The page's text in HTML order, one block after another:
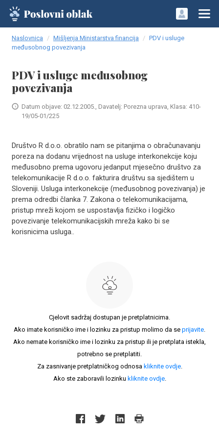
Naslovnica Mišljenja Ministarstva financija
PDV i usluge
međusobnog povezivanja
PDV i usluge međusobnog
povezivanja
Datum objave: 02.12.2005., Davatelj: Porezna uprava, Klasa: 410-
19/05-01/225
Društvo R d.o.o. obratilo nam se pitanjima o obračunavanju
poreza na dodanu vrijednost na usluge interkonekcije koju
međusobno prema ugovoru jedanput mjesečno društvo za
telekomunikacije R d.o.o. fakturira društvu sa sjedištem u
Sloveniji. Usluga interkonekcije (međusobnog povezivanja) je
prema odredbi članka 7. Zakona o telekomunikacijama,
pristup mreži kojom se uspostavlja fizičko i logičko
povezivanje telekomunikacijskih mreža kako bi se
korisnicima usluga..
Cjelovit sadržaj dostupan je pretplatnicima.
Ako imate korisničko ime i lozinku za pristup molimo da se prijavite.
Ako nemate korisničko ime i lozinku za pristup ili je pretplata istekla,
potrebno se pretplatiti.
Za zasnivanje pretplatničkog odnosa kliknite ovdje.
Ako ste zaboravili lozinku kliknite ovdje.